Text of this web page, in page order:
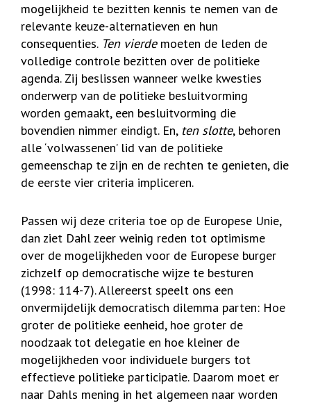
mogelijkheid te bezitten kennis te nemen van de
relevante keuze-alternatieven en hun
consequenties. Ten vierdemoeten de leden de
volledige controle bezitten over de politieke
agenda. Zij beslissen wanneer welke kwesties
onderwerp van de politieke besluitvorming
worden gemaakt, een besluitvorming die
bovendien nimmer eindigt. En, ten slotte, behoren
alle ‘volwassenen’ lid van de politieke
gemeenschap te zijn en de rechten te genieten, die
de eerste vier criteria impliceren.
Passen wij deze criteria toe op de Europese Unie,
dan ziet Dahl zeer weinig reden tot optimisme
over de mogelijkheden voor de Europese burger
zichzelf op democratische wijze te besturen
(1998: 114-7). Allereerst speelt ons een
onvermijdelijk democratisch dilemma parten: Hoe
groter de politieke eenheid, hoe groter de
noodzaak tot delegatie en hoe kleiner de
mogelijkheden voor individuele burgers tot
effectieve politieke participatie. Daarom moet er
naar Dahls mening in het algemeen naar worden